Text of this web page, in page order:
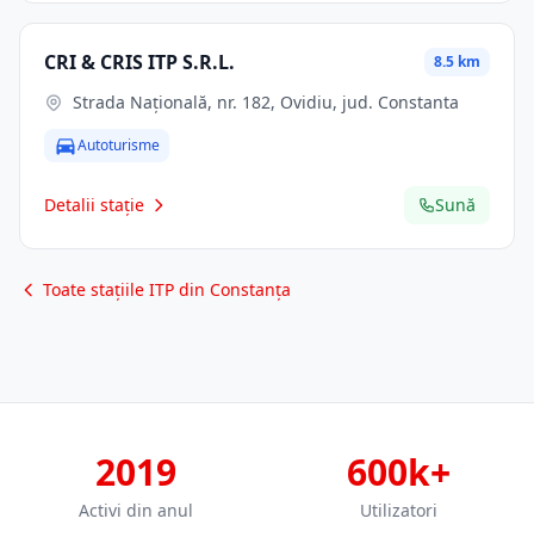
CRI & CRIS ITP S.R.L. 8.5 km
Strada Națională, nr. 182, Ovidiu, jud. Constanta
Autoturisme
Detalii stație Sună
Toate stațiile ITP din Constanța
2019
Activi din anul
600k+
Utilizatori